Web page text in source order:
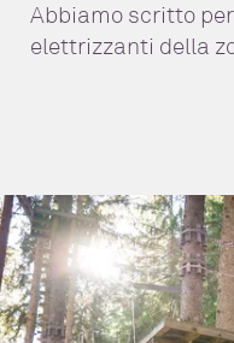
Abbiamo scritto
elettrizzanti della